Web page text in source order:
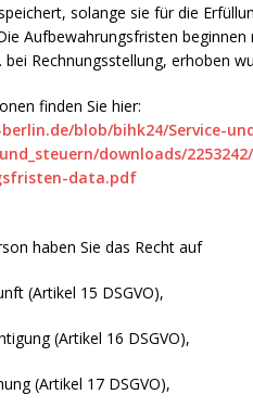
solange sie für die
Aufbewahrungsfristen
bei Rechnungsstellung, erhoben
finden Sie hier:
blob/bihk24/Service-
downloads/
data.pdf
haben Sie das Recht auf
(Artikel 15 DSGVO),
(Artikel 16 DSGVO),
(Artikel 17 DSGVO),